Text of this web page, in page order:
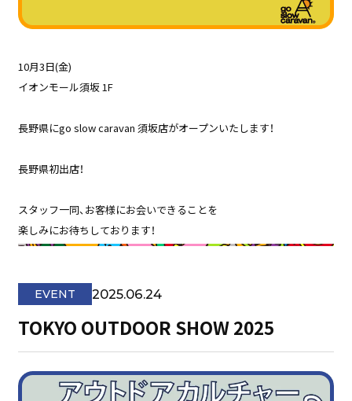
10月3日(金)
イオンモール須坂 1F
長野県にgo slow caravan 須坂店がオープンいたします！
長野県初出店！
スタッフ一同、お客様にお会いできることを
楽しみにお待ちしております！
EVENT 2025.06.24
TOKYO OUTDOOR SHOW 2025